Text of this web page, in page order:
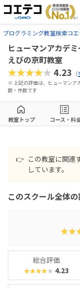
プログラミング教室検索コ
ヒューマンアカデ
えびの京町教室
★★★★★4.23 （
※ 上記の評価は、ヒューマンア
数・件数です
教室トップ コース・料
👉 この教室に関連
しています。
このスクール全体
総合評価
★★★★★ 4.23